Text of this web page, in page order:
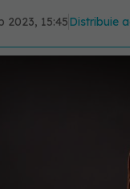
2023, 15:45Distribuie